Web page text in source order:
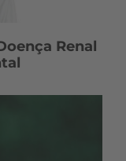
Renal